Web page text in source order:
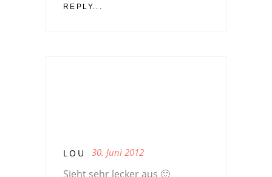
REPLY...
LOU 30. Juni 2012
Sieht sehr lecker aus 🙂